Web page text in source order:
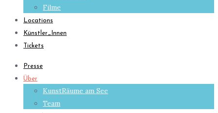
Filme
Locations
Künstler_Innen
Tickets
Presse
Über
KunstRäume am See
Team